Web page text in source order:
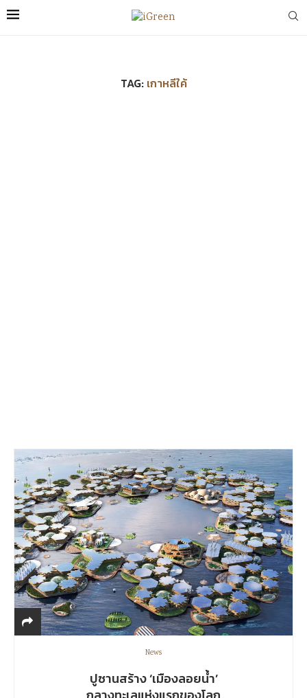
TAG: เกาหลีใค้
News
ปูซานสร้าง ‘เมืองลอยน้ำ’